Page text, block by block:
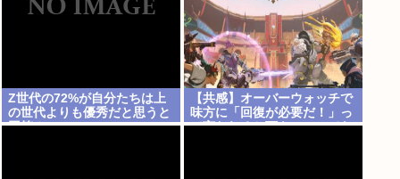
Z世代の72%が自分たちは上
の世代よりも優秀だと思うと
回答！
【共感】オーバーウォッチで
味方に「回復が必要だ！」っ
て言われると頭キューってな